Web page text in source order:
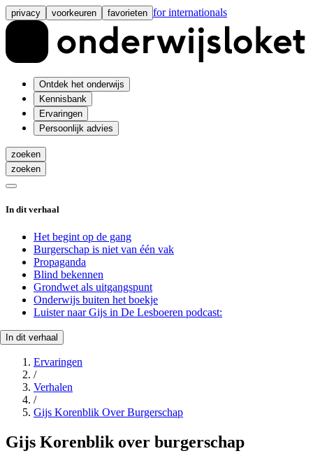
privacy voorkeuren favorieten for internationals
Ontdek het onderwijs
Kennisbank
Ervaringen
Persoonlijk advies
zoeken
zoeken
In dit verhaal
Het begint op de gang
Burgerschap is niet van één vak
Propaganda
Blind bekennen
Grondwet als uitgangspunt
Onderwijs buiten het boekje
Luister naar Gijs in De Lesboeren podcast:
In dit verhaal
Ervaringen
/
Verhalen
/
Gijs Korenblik Over Burgerschap
Gijs Korenblik over burgerschap